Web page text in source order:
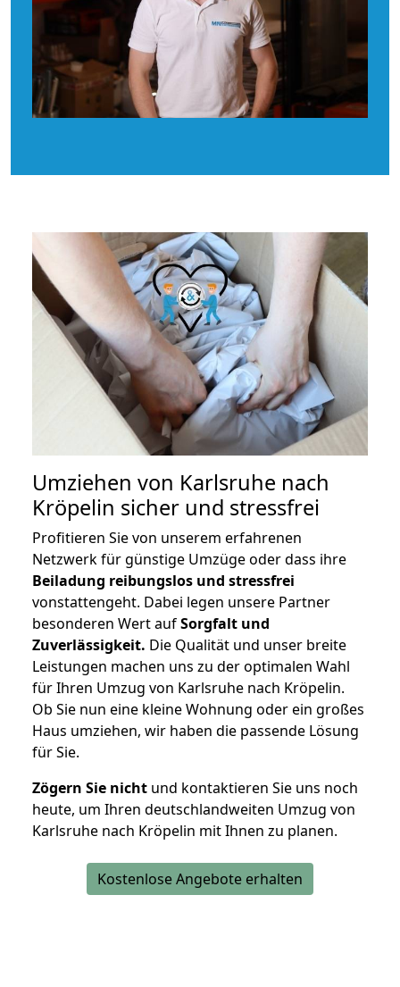
Umziehen von Karlsruhe nach
Kröpelin sicher und stressfrei
Profitieren Sie von unserem erfahrenen
Netzwerk für günstige Umzüge oder dass ihre
Beiladung reibungslos und stressfrei
vonstattengeht. Dabei legen unsere Partner
besonderen Wert aufSorgfalt und
Zuverlässigkeit. Die Qualität und unser breite
Leistungen machen uns zu der optimalen Wahl
für Ihren Umzug von Karlsruhe nach Kröpelin.
Ob Sie nun eine kleine Wohnung oder ein großes
Haus umziehen, wir haben die passende Lösung
für Sie.
Zögern Sie nicht und kontaktieren Sie uns noch
heute, um Ihren deutschlandweiten Umzug von
Karlsruhe nach Kröpelin mit Ihnen zu planen.
Kostenlose Angebote erhalten